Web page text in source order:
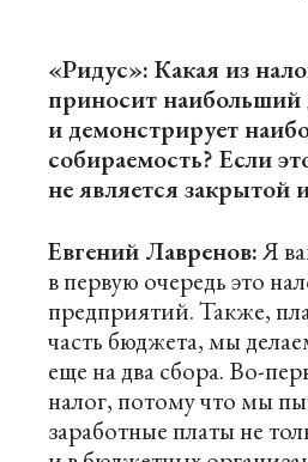
«Ридус»: Какая из
приносит наибольший
и демонстрирует
собираемость? Если
не является закрытой
Евгений Лавренов:Я
в первую очередь это
предприятий. Также,
часть бюджета, мы
еще на два сбора. Во-
налог, потому что мы
заработные платы не